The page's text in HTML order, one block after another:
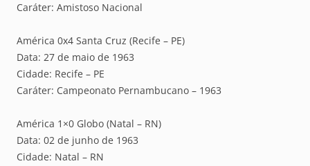
Caráter: Amistoso Nacional
América 0x4 Santa Cruz (Recife – PE)
Data: 27 de maio de 1963
Cidade: Recife – PE
Caráter: Campeonato Pernambucano – 1963
América 1×0 Globo (Natal – RN)
Data: 02 de junho de 1963
Cidade: Natal – RN